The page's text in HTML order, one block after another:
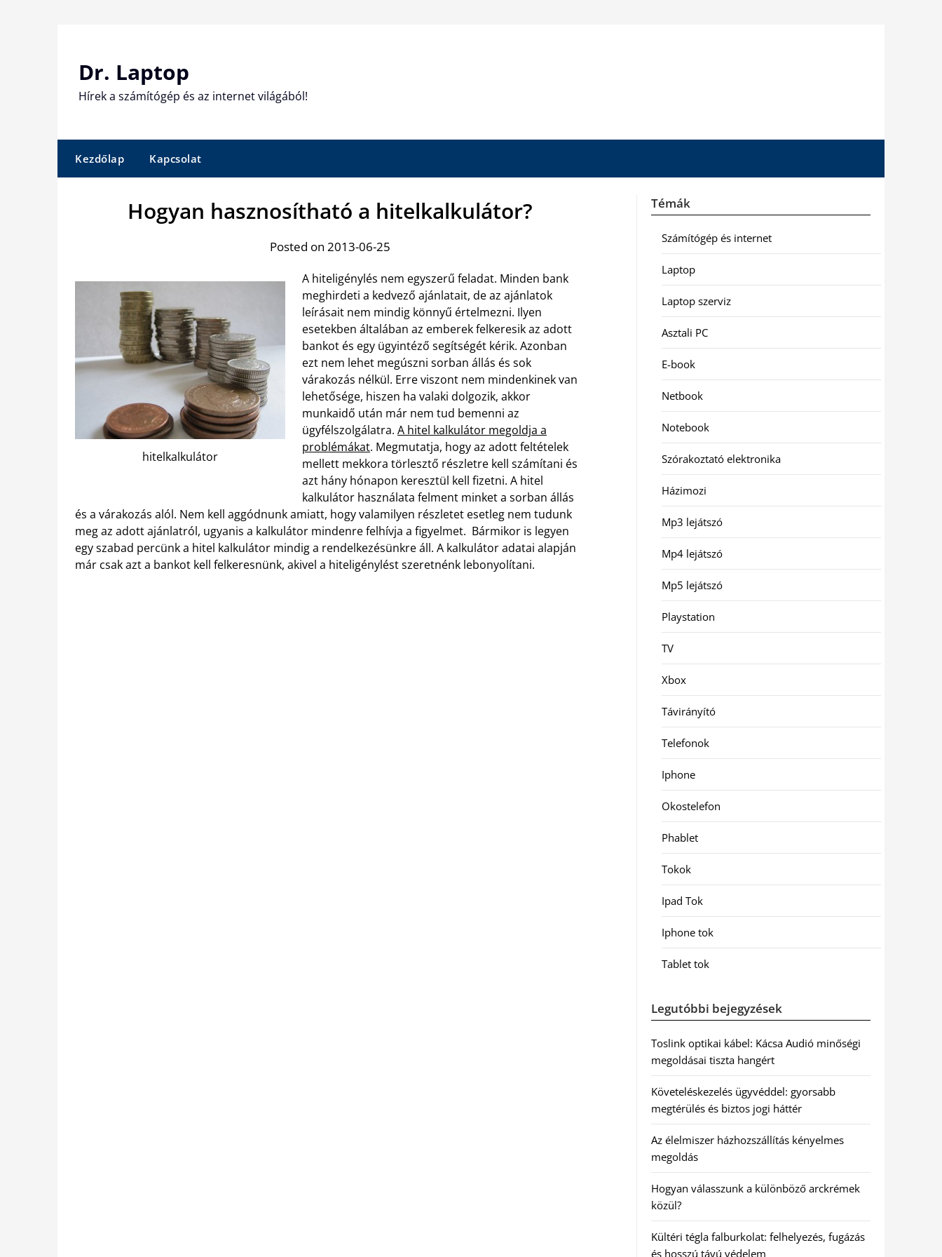
Dr. Laptop
Hírek a számítógép és az internet világából!
Kezdőlap Kapcsolat
Hogyan hasznosítható a hitelkalkulátor?
Posted on 2013-06-25
hitelkalkulátor
A hiteligénylés nem egyszerű feladat. Minden bank
meghirdeti a kedvező ajánlatait, de az ajánlatok
leírásait nem mindig könnyű értelmezni. Ilyen
esetekben általában az emberek felkeresik az adott
bankot és egy ügyintéző segítségét kérik. Azonban
ezt nem lehet megúszni sorban állás és sok
várakozás nélkül. Erre viszont nem mindenkinek van
lehetősége, hiszen ha valaki dolgozik, akkor
munkaidő után már nem tud bemenni az
ügyfélszolgálatra. A hitel kalkulátor megoldja a
problémákat. Megmutatja, hogy az adott feltételek
mellett mekkora törlesztő részletre kell számítani és
azt hány hónapon keresztül kell fizetni. A hitel
kalkulátor használata felment minket a sorban állás
és a várakozás alól. Nem kell aggódnunk amiatt, hogy valamilyen részletet esetleg nem tudunk
meg az adott ajánlatról, ugyanis a kalkulátor mindenre felhívja a figyelmet. Bármikor is legyen
egy szabad percünk a hitel kalkulátor mindig a rendelkezésünkre áll. A kalkulátor adatai alapján
már csak azt a bankot kell felkeresnünk, akivel a hiteligénylést szeretnénk lebonyolítani.
Témák
Számítógép és internet
Laptop
Laptop szerviz
Asztali PC
E-book
Netbook
Notebook
Szórakoztató elektronika
Házimozi
Mp3 lejátszó
Mp4 lejátszó
Mp5 lejátszó
Playstation
TV
Xbox
Távirányító
Telefonok
Iphone
Okostelefon
Phablet
Tokok
Ipad Tok
Iphone tok
Tablet tok
Legutóbbi bejegyzések
Toslink optikai kábel: Kácsa Audió minőségi
megoldásai tiszta hangért
Követeléskezelés ügyvéddel: gyorsabb
megtérülés és biztos jogi háttér
Az élelmiszer házhozszállítás kényelmes
megoldás
Hogyan válasszunk a különböző arckrémek
közül?
Kültéri tégla falburkolat: felhelyezés, fugázás
és hosszú távú védelem